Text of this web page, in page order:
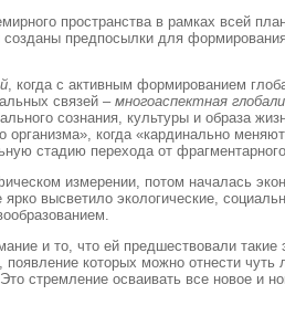
пространства в рамках всей
предпосылки для
, когда с активным формированием
связей – многоаспектная
сознания, культуры и образа
когда «кардинально
стадию перехода от
измерении, потом началась
высветило экологические,
и то, что ей предшествовали
которых можно отнести
стремление осваивать все новое и